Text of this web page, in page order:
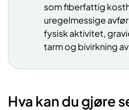
som fiberfattig
uregelmessige
fysisk aktivitet,
tarm og bivirkning
Hva kan du gjøre